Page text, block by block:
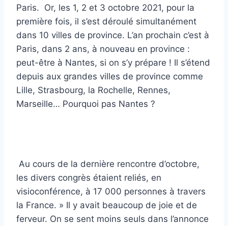
Paris. Or, les 1, 2 et 3 octobre 2021, pour la
première fois, il s’est déroulé simultanément
dans 10 villes de province. L’an prochain c’est à
Paris, dans 2 ans, à nouveau en province :
peut-être à Nantes, si on s’y prépare ! Il s’étend
depuis aux grandes villes de province comme
Lille, Strasbourg, la Rochelle, Rennes,
Marseille… Pourquoi pas Nantes ?
Au cours de la dernière rencontre d’octobre,
les divers congrès étaient reliés, en
visioconférence, à 17 000 personnes à travers
la France. » Il y avait beaucoup de joie et de
ferveur. On se sent moins seuls dans l’annonce